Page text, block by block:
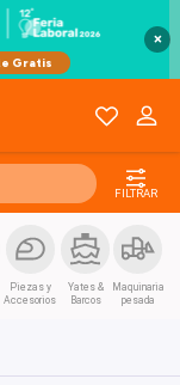
×
FILTRAR
Piezas y
Accesorios
Yates &
Barcos
Maquinaria
pesada